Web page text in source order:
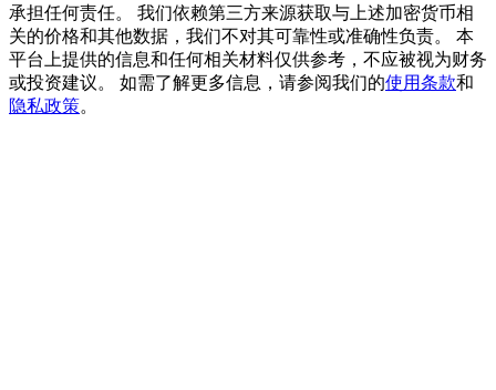
BitMart 用戶遷移專享
註冊&交易贏 500,000 USDT
承担任何责任。 我们依赖第三方来源获取与上述加密货币相
关的价格和其他数据，我们不对其可靠性或准确性负责。 本
平台上提供的信息和任何相关材料仅供参考，不应被视为财务
或投资建议。 如需了解更多信息，请参阅我们的使用条款和
隐私政策。